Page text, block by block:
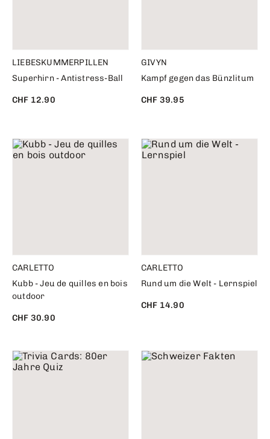
LIEBESKUMMERPILLEN
Superhirn - Antistress-Ball
CHF 12.90
GIVYN
Kampf gegen das Bünzlitum
CHF 39.95
CARLETTO
Kubb - Jeu de quilles en bois
outdoor
CHF 30.90
CARLETTO
Rund um die Welt - Lernspiel
CHF 14.90